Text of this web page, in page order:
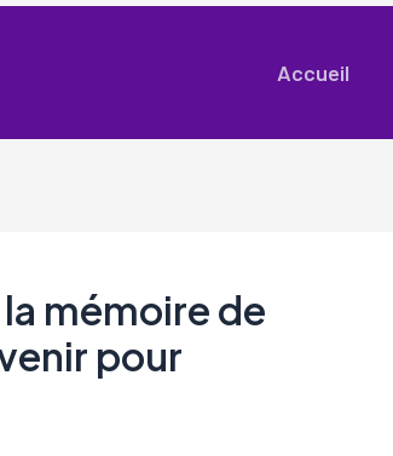
Accueil
mémoire de
pour